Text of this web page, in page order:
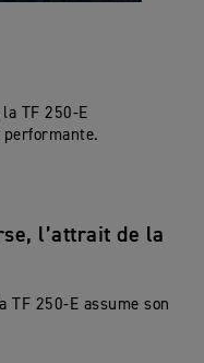
TF 250-E
performante.
l’attrait de la
TF 250-E assume son